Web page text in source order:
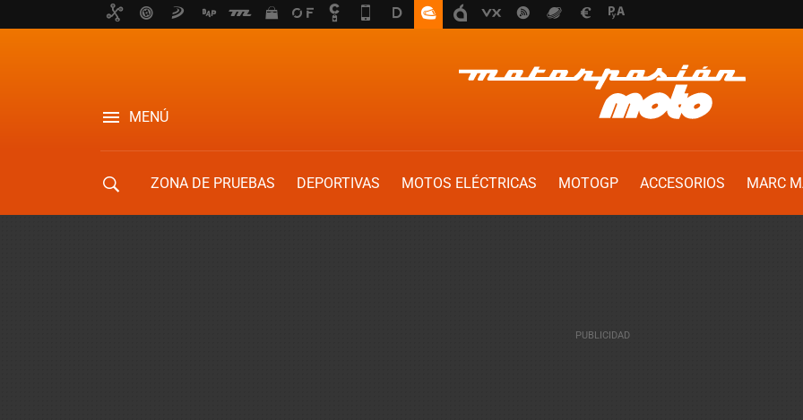
MENÚ
ZONA DE PRUEBAS DEPORTIVAS MOTOS ELÉCTRICAS MOTOGP ACCESORIOS
MARC